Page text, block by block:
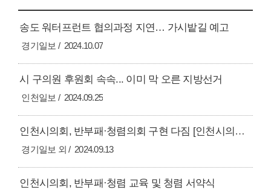
송도 워터프런트 협의과정 지연… 가시밭길 예고
경기일보 2024.10.07
시 구의원 후원회 속속... 이미 막 오른 지방선거
인천일보 2024.09.25
인천시의회, 반부패·청렴의회 구현 다짐 [인천시의회 의정24]
경기일보 외 2024.09.13
인천시의회, 반부패·청렴 교육 및 청렴 서약식